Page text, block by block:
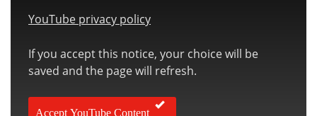
YouTube privacy policy
If you accept this notice, your choice will be
saved and the page will refresh.
Accept YouTube Content